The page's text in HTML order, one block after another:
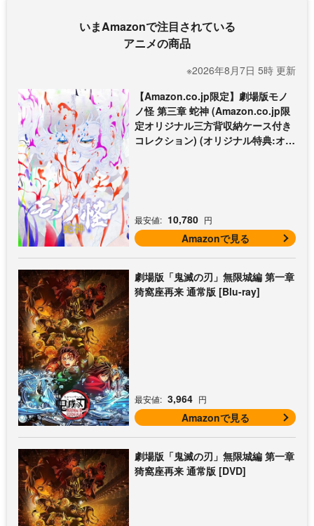
いまAmazonで注目されている
アニメの商品
※2026年8月7日 5時 更新
【Amazon.co.jp限定】劇場版モノ
ノ怪 第三章 蛇神 (Amazon.co.jp限
定オリジナル三方背収納ケース付き
コレクション) (オリジナル特典:オリ
最安値: 10,780 円
Amazonで見る
劇場版「鬼滅の刃」無限城編 第一章
猗窩座再来 通常版 [Blu-ray]
最安値: 3,964 円
Amazonで見る
劇場版「鬼滅の刃」無限城編 第一章
猗窩座再来 通常版 [DVD]